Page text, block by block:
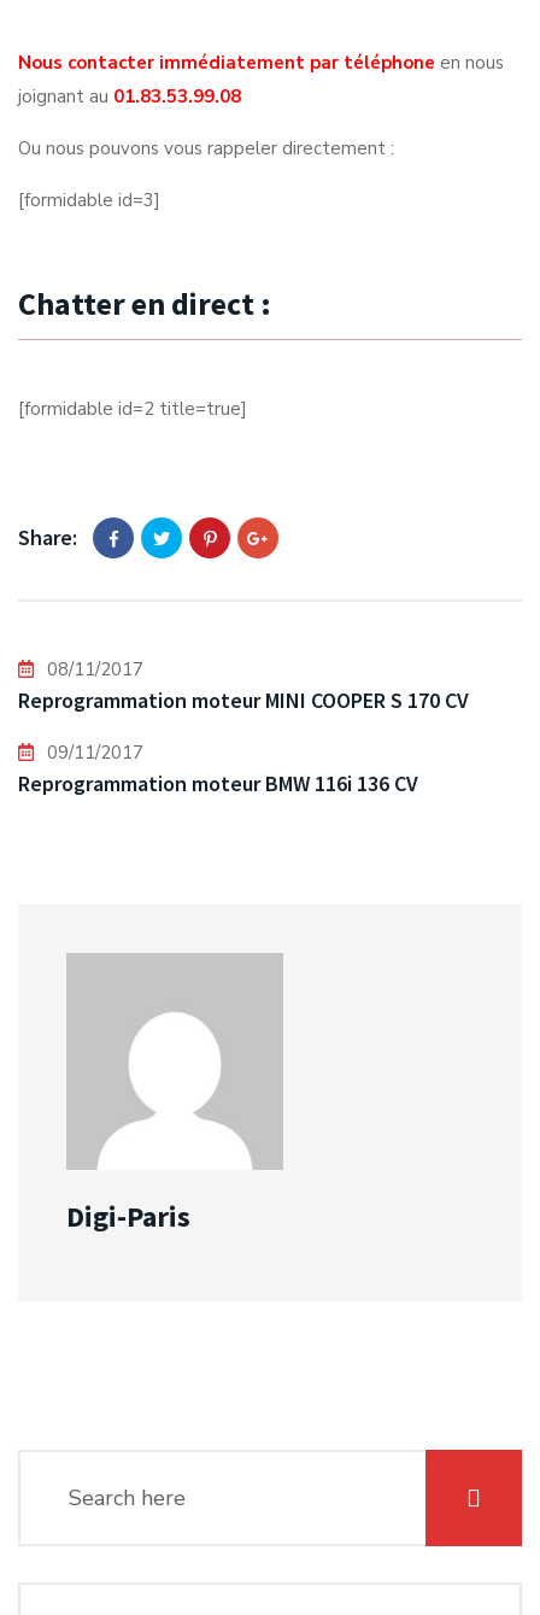
Nous contacter immédiatement par téléphone en nous
joignant au 01.83.53.99.08
Ou nous pouvons vous rappeler directement :
[formidable id=3]
Chatter en direct :
[formidable id=2 title=true]
Share:
08/11/2017
Reprogrammation moteur MINI COOPER S 170 CV
09/11/2017
Reprogrammation moteur BMW 116i 136 CV
Digi-Paris